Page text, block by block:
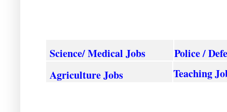
Science/ Medical Jobs
Police /
AgricultureJobs Teaching